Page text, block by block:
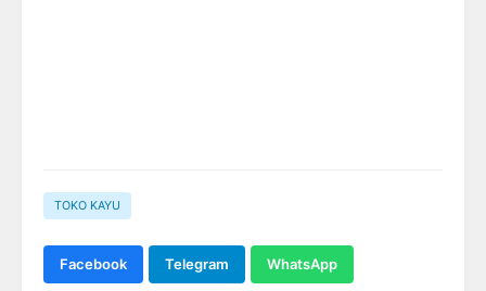
TOKO KAYU
Facebook Telegram WhatsApp